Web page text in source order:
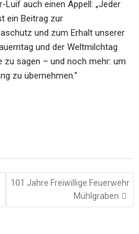
auch einen Appell: „Jeder
ein Beitrag zur
und zum Erhalt unserer
und der Weltmilchtag
zu sagen – und noch mehr: um
zu übernehmen.“
101 Jahre Freiwillige Feuerwehr
Mühlgraben